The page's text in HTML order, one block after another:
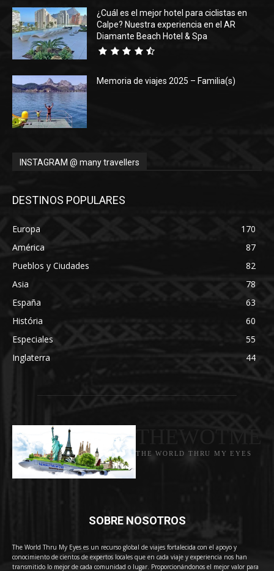
¿Cuál es el mejor hotel para ciclistas en
Calpe? Nuestra experiencia en el AR
Diamante Beach Hotel & Spa
Memoria de viajes 2025 – Familia(s)
INSTAGRAM @ many travellers
DESTINOS POPULARES
Europa
170
América
87
Pueblos y Ciudades
82
Asia
78
España
63
História
60
Especiales
55
Inglaterra
44
THE WORLD THRU MY EYES
SOBRE NOSOTROS
The World Thru My Eyes es un recurso global de viajes fortalecida con el apoyo y
conocimiento de cientos de expertos locales que en cada viaje y experiencia nos han
transmitido lo mejor de cada comunidad o lugar. Proporcionándonos el mejor valor para